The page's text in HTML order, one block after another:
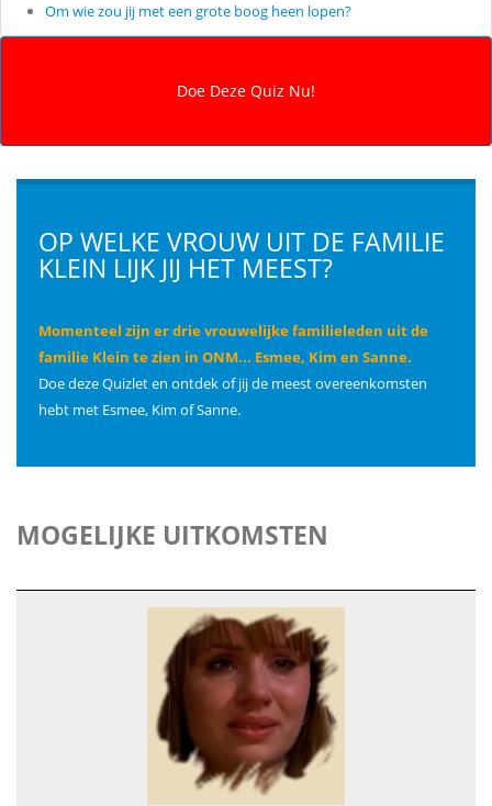
Om wie zou jij met een grote boog heen lopen?
OP WELKE VROUW UIT DE FAMILIE
KLEIN LIJK JIJ HET MEEST?
Momenteel zijn er drie vrouwelijke familieleden uit de
familie Klein te zien in ONM... Esmee, Kim en Sanne.
Doe deze Quizlet en ontdek of jij de meest overeenkomsten
hebt met Esmee, Kim of Sanne.
MOGELIJKE UITKOMSTEN